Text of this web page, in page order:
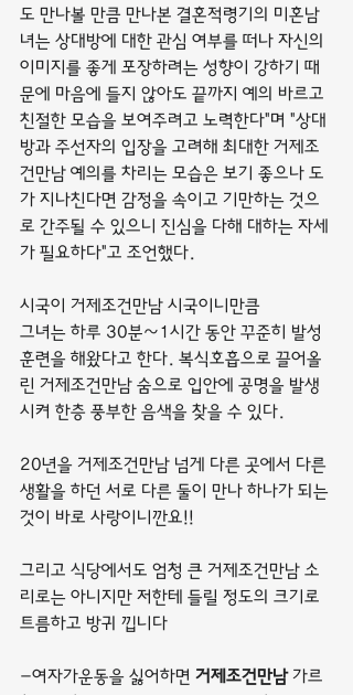
도 만나볼 만큼 만나본 결혼적령기의 미혼남
녀는 상대방에 대한 관심 여부를 떠나 자신의
이미지를 좋게 포장하려는 성향이 강하기 때
문에 마음에 들지 않아도 끝까지 예의 바르고
친절한 모습을 보여주려고 노력한다"며 "상대
방과 주선자의 입장을 고려해 최대한 거제조
건만남 예의를 차리는 모습은 보기 좋으나 도
가 지나친다면 감정을 속이고 기만하는 것으
로 간주될 수 있으니 진심을 다해 대하는 자세
가 필요하다"고 조언했다.
시국이 거제조건만남 시국이니만큼
그녀는 하루 30분~1시간 동안 꾸준히 발성
훈련을 해왔다고 한다. 복식호흡으로 끌어올
린 거제조건만남 숨으로 입안에 공명을 발생
시켜 한층 풍부한 음색을 찾을 수 있다.
20년을 거제조건만남 넘게 다른 곳에서 다른
생활을 하던 서로 다른 둘이 만나 하나가 되는
것이 바로 사랑이니깐요!!
그리고 식당에서도 엄청 큰 거제조건만남 소
리로는 아니지만 저한테 들릴 정도의 크기로
트름하고 방귀 낍니다
-여자가운동을 싫어하면 거제조건만남 가르